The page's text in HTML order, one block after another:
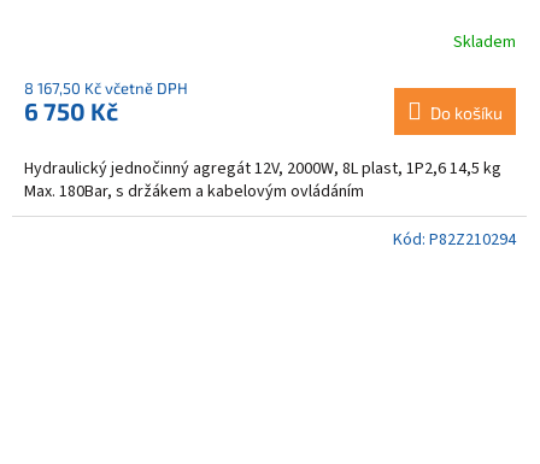
Skladem
8 167,50 Kč včetně DPH
6 750 Kč Do košíku
Hydraulický jednočinný agregát 12V, 2000W, 8L plast, 1P2,6 14,5 kg
Max. 180Bar, s držákem a kabelovým ovládáním
Kód: P82Z210294